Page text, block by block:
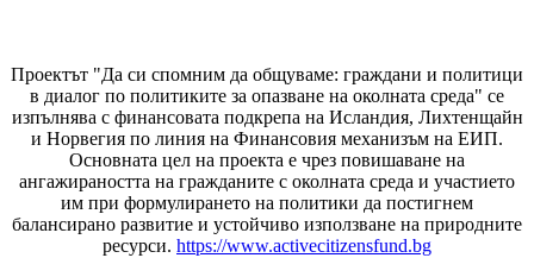
Проектът "Да си спомним да общуваме: граждани и политици
в диалог по политиките за опазване на околната среда" се
изпълнява с финансовата подкрепа на Исландия, Лихтенщайн
и Норвегия по линия на Финансовия механизъм на ЕИП.
Основната цел на проекта е чрез повишаване на
ангажираността на гражданите с околната среда и участието
им при формулирането на политики да постигнем
балансирано развитие и устойчиво използване на природните
ресурси. https://www.activecitizensfund.bg